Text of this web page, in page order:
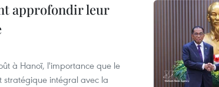
approfondir leur
à Hanoï, l'importance que le
intégral avec la